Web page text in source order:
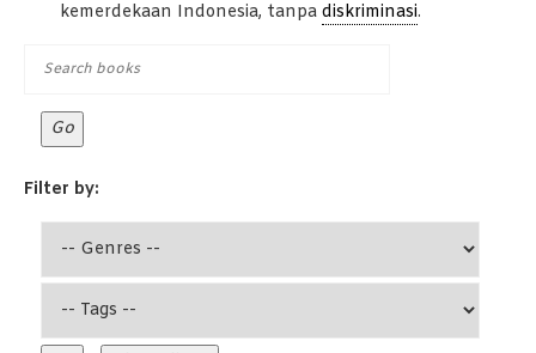
kemerdekaan Indonesia, tanpa diskriminasi.
Filter by: